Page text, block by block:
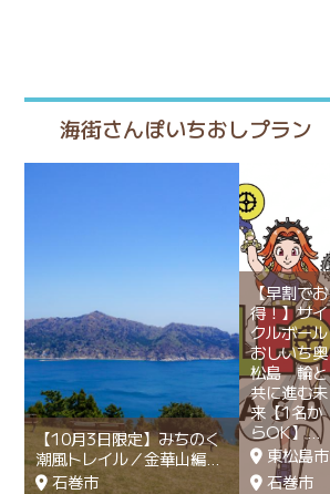
海街さんぽいちおしプラン
【10月3日限定】みちのく
潮風トレイル／金華山編
石巻市
【早割でお
得！】サイ
クルボール
おしいち奥
松島 輪と
共に進む未
来【1名か
らOK】
東松島市
石巻市